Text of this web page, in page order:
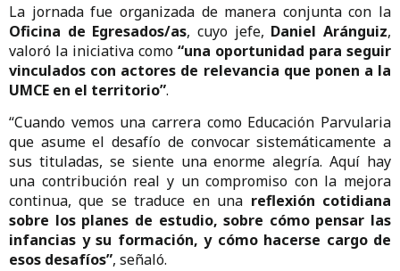
La jornada fue organizada de manera conjunta con la
Oficina de Egresados/as, cuyo jefe, Daniel Aránguiz,
valoró la iniciativa como “una oportunidad para seguir
vinculados con actores de relevancia que ponen a la
UMCE en el territorio”.
“Cuando vemos una carrera como Educación Parvularia
que asume el desafío de convocar sistemáticamente a
sus tituladas, se siente una enorme alegría. Aquí hay
una contribución real y un compromiso con la mejora
continua, que se traduce en una reflexión cotidiana
sobre los planes de estudio, sobre cómo pensar las
infancias y su formación, y cómo hacerse cargo de
esos desafíos”, señaló.